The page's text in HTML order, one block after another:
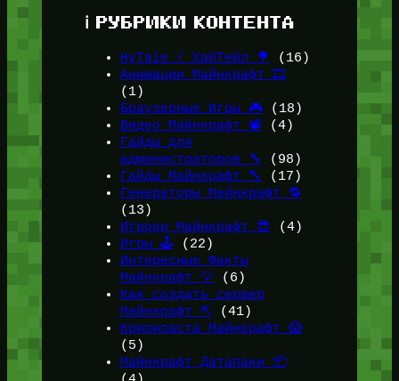
ℹ️ РУБРИКИ КОНТЕНТА
HyTale / ХайТейл 🌳
(16)
Анимации Майнкрафт 🎞️
(1)
Браузерные Игры 🎮(18)
Видео Майнкрафт 📽️ (4)
Гайды для
администраторов 🔧
(98)
Гайды Майнкрафт 🔨
(17)
Генераторы Майнкрафт 🔁
(13)
Игроки Майнкрафт 😎 (4)
Игры 🕹️ (22)
Интересные Факты
Майнкрафт 💡(6)
Как создать сервер
Майнкрафт ⛏️ (41)
Крипипаста Майнкрафт 😱
(5)
Майнкрафт Датапаки 📦